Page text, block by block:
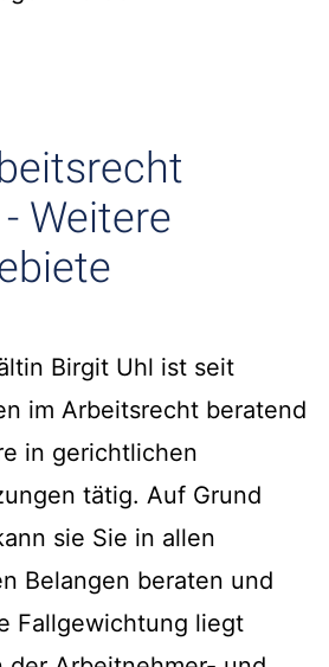
Weitere
Birgit Uhl ist seit
im Arbeitsrecht beratend
in gerichtlichen
tätig. Auf Grund
sie Sie in allen
Belangen beraten und
Fallgewichtung liegt